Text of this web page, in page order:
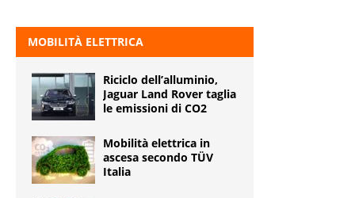
MOBILITÀ ELETTRICA
Riciclo dell’alluminio,
Jaguar Land Rover taglia
le emissioni di CO2
Mobilità elettrica in
ascesa secondo TÜV
Italia